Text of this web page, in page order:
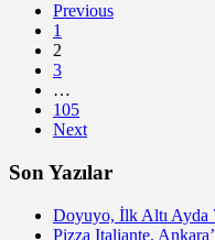
Previous
1
2
3
…
105
Next
Son Yazılar
Doyuyo, İlk Altı Ayda
Pizza Italiante,